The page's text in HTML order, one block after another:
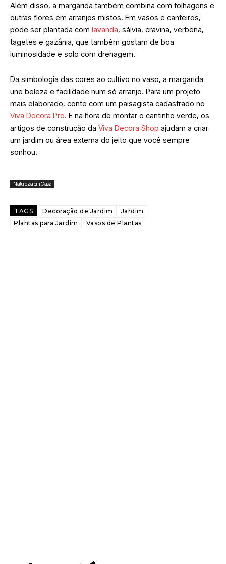
Além disso, a margarida também combina com folhagens e
outras flores em arranjos mistos. Em vasos e canteiros,
pode ser plantada com lavanda, sálvia, cravina, verbena,
tagetes e gazânia, que também gostam de boa
luminosidade e solo com drenagem.
Da simbologia das cores ao cultivo no vaso, a margarida
une beleza e facilidade num só arranjo. Para um projeto
mais elaborado, conte com um paisagista cadastrado no
Viva Decora Pro. E na hora de montar o cantinho verde, os
artigos de construção da Viva Decora Shop ajudam a criar
um jardim ou área externa do jeito que você sempre
sonhou.
Natureza em Casa
TAGS Decoração de Jardim
Jardim
Plantas para Jardim
Vasos de Plantas